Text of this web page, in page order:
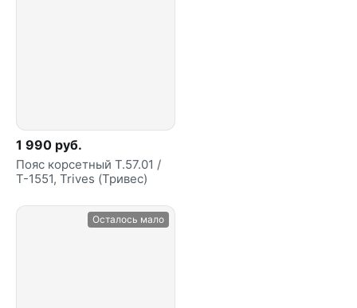
1 990 руб.
Пояс корсетный Т.57.01 /
Т-1551, Trives (Тривес)
Осталось мало